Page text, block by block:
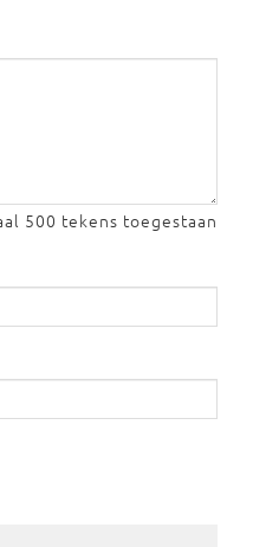
500 tekens toegestaan